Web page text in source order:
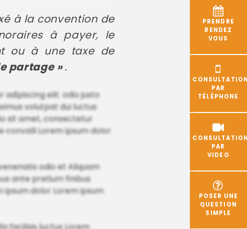
PRENDRE
RENDEZ
VOUS
PAR
TÉLÉPHONE
PAR
VIDEO
POSER UNE
QUESTION
SIMPLE
à la convention de
à payer, le
ou à une taxe de
partage ».
elit. odio justo
volutpat dui luctus
sit amet, consectetur
convalli Lorem ipsum dolor
odio et Aliquam
ante pretium finibus
ipsum dolor Lorem ipsum